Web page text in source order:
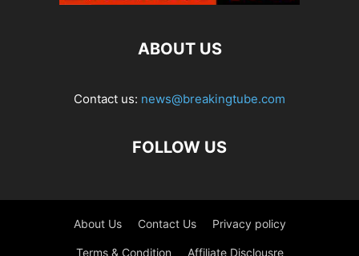
ABOUT US
Contact us: news@breakingtube.com
FOLLOW US
About Us Contact Us Privacy policy
Terms & Condition Affiliate Disclousre